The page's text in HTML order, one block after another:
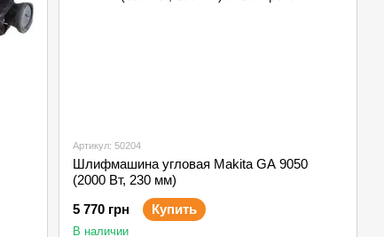
Артикул: 50204
Шлифмашина угловая Makita GA 9050
(2000 Вт, 230 мм)
5 770 грн
Купить
В наличии